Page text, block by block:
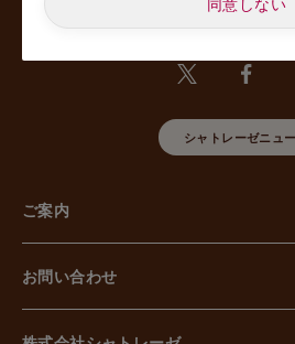
5. 個人情報の安全管理のために講
に以下の措置をしております。
【組織的安全管理措置】
用、個人情報の取扱い状況を確認す
等事案に対応する体制の整備、取扱
管理措置の見直し等に関して、必要
個人情報の取扱いに関する留意事項に
持に関する事項を含む誓約書を取得
【物理的安全管理措置】
個人情報を取り扱う区域の管理、機
難等の防止、電子媒体等を持ち運ぶ
て、必要な措置を講じています。
シャトレーゼニュ
ご案内
お問い合わせ